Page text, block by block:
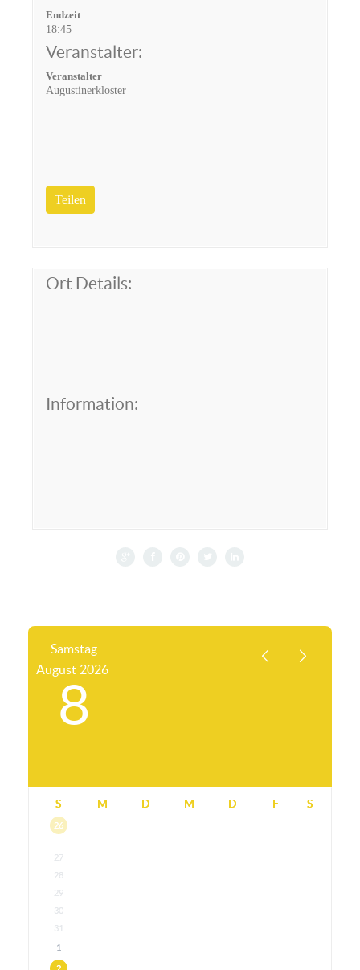
Endzeit
18:45
Veranstalter:
Veranstalter
Augustinerkloster
Teilen
Ort Details:
Information:
Samstag
August 2026
8
S M D M D F S
26
27
28
29
30
31
1